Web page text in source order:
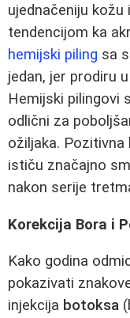
ujednačeniju
tendencijom ka
hemijski piling sa
jedan, jer prodiru
Hemijski pilingovi
odlični za
ožiljaka.
ističu značajno
nakon serije
Korekcija Bora i
Kako godina
pokazivati
injekcija botoksa